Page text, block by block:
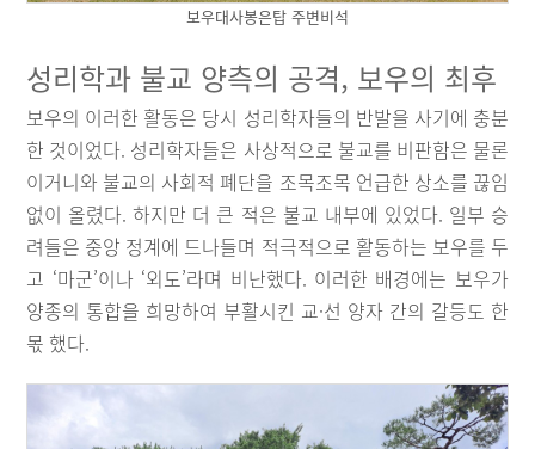
보우대사봉은탑 주변비석
성리학과 불교 양측의 공격, 보우의 최후
보우의 이러한 활동은 당시 성리학자들의 반발을 사기에 충분
한 것이었다. 성리학자들은 사상적으로 불교를 비판함은 물론
이거니와 불교의 사회적 폐단을 조목조목 언급한 상소를 끊임
없이 올렸다. 하지만 더 큰 적은 불교 내부에 있었다. 일부 승
려들은 중앙 정계에 드나들며 적극적으로 활동하는 보우를 두
고 ‘마군’이나 ‘외도’라며 비난했다. 이러한 배경에는 보우가
양종의 통합을 희망하여 부활시킨 교·선 양자 간의 갈등도 한
몫 했다.